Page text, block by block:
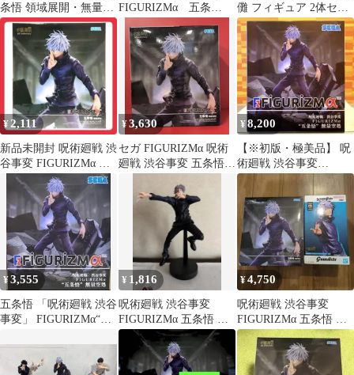
条悟 領域展開・無量空
処 FIGURIZMα フィギ
ュア
FIGURIZMα 五条
儺 フィギュア 2体セッ
ト
¥ 2,111
新品未開封 呪術廻戦 渋
谷事変 FIGURIZMα 五
条悟 無量空処
¥3,630
セガ FIGURIZMα 呪術
廻戦 渋谷事変 五条悟
¥8,200
【※初版・極美品】 呪
術廻戦 渋谷事変
FIGURIZMα “五条悟”
無量空処
¥3,555
五条悟 「呪術廻戦 渋谷
事変」 FIGURIZMα“五
¥ 1,816
呪術廻戦 渋谷事変
FIGURIZMα 五条悟 無
量空処 SEGA プライズ
¥4,750
呪術廻戦 渋谷事変
FIGURIZMα 五条悟 無
量空処 グランジスタ
五条悟